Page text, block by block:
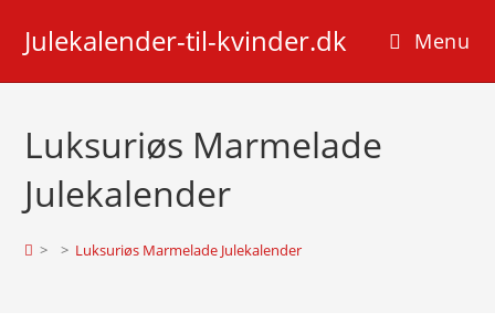
content
Julekalender-til-kvinder.dk Menu
Luksuriøs Marmelade
Julekalender
> > Luksuriøs Marmelade Julekalender